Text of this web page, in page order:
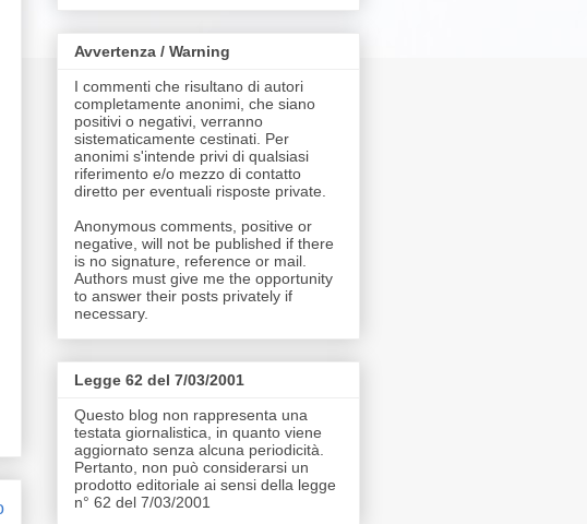
Avvertenza / Warning
I commenti che risultano di autori
completamente anonimi, che siano
positivi o negativi, verranno
sistematicamente cestinati. Per
anonimi s'intende privi di qualsiasi
riferimento e/o mezzo di contatto
diretto per eventuali risposte private.
Anonymous comments, positive or
negative, will not be published if there
is no signature, reference or mail.
Authors must give me the opportunity
to answer their posts privately if
necessary.
Legge 62 del 7/03/2001
Questo blog non rappresenta una
testata giornalistica, in quanto viene
aggiornato senza alcuna periodicità.
Pertanto, non può considerarsi un
prodotto editoriale ai sensi della legge
n° 62 del 7/03/2001